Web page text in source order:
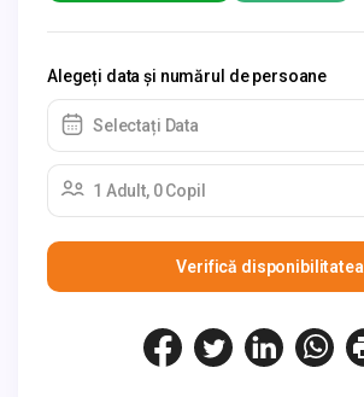
Alegeți data și numărul de persoane
Selectați Data
1 Adult, 0 Copil
Verifică disponibilitatea